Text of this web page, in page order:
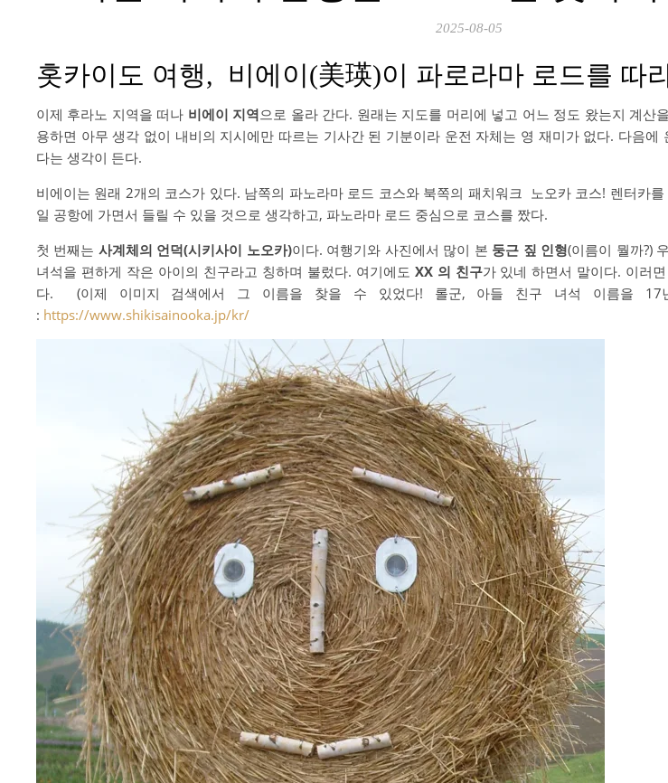
2025-08-05
홋카이도 여행, 비에이(美瑛)이 파로라마 로드를 따
이제 후라노 지역을 떠나 비에이 지역으로 올라 간다. 원래는 지도를 머리에 넣고 어느 정도 왔는지 계산
용하면 아무 생각 없이 내비의 지시에만 따르는 기사간 된 기분이라 운전 자체는 영 재미가 없다. 다음에
다는 생각이 든다.
비에이는 원래 2개의 코스가 있다. 남쪽의 파노라마 로드 코스와 북쪽의 패치워크 노오카 코스! 렌터카
일 공항에 가면서 들릴 수 있을 것으로 생각하고, 파노라마 로드 중심으로 코스를 짰다.
첫 번째는 사계체의 언덕(시키사이 노오카)이다. 여행기와 사진에서 많이 본 둥근 짚 인형(이름이 뭘까?)
녀석을 편하게 작은 아이의 친구라고 칭하며 불렀다. 여기에도 XX 의 친구가 있네 하면서 말이다. 이러
다. (이제 이미지 검색에서 그 이름을 찾을 수 있었다! 롤군, 아들 친구 녀석 이름을
: https://www.shikisainooka.jp/kr/